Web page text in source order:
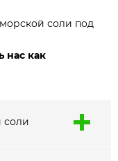
соли под
нас как
соли